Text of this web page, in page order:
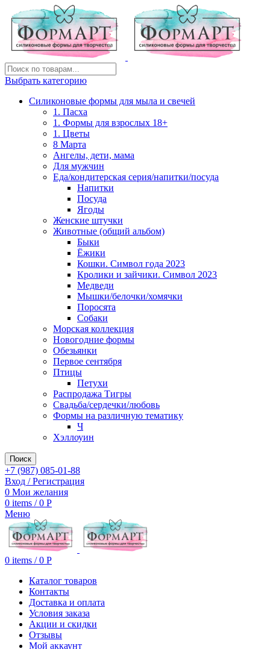
Выбрать категорию
Силиконовые формы для мыла и свечей
1. Пасха
1. Формы для взрослых 18+
1. Цветы
8 Марта
Ангелы, дети, мама
Для мужчин
Еда/кондитерская серия/напитки/посуда
Напитки
Посуда
Ягоды
Женские штучки
Животные (общий альбом)
Быки
Ёжики
Кошки. Символ года 2023
Кролики и зайчики. Символ 2023
Медведи
Мышки/белочки/хомячки
Поросята
Собаки
Морская коллекция
Новогодние формы
Обезьянки
Первое сентября
Птицы
Петухи
Распродажа Тигры
Свадьба/сердечки/любовь
Формы на различную тематику
Ч
Хэллоуин
Поиск
+7 (987) 085-01-88
Вход / Регистрация
0 Мои желания
0 items / 0 Р
Меню
0 items / 0 Р
Каталог товаров
Контакты
Доставка и оплата
Условия заказа
Акции и скидки
Отзывы
Мой аккаунт